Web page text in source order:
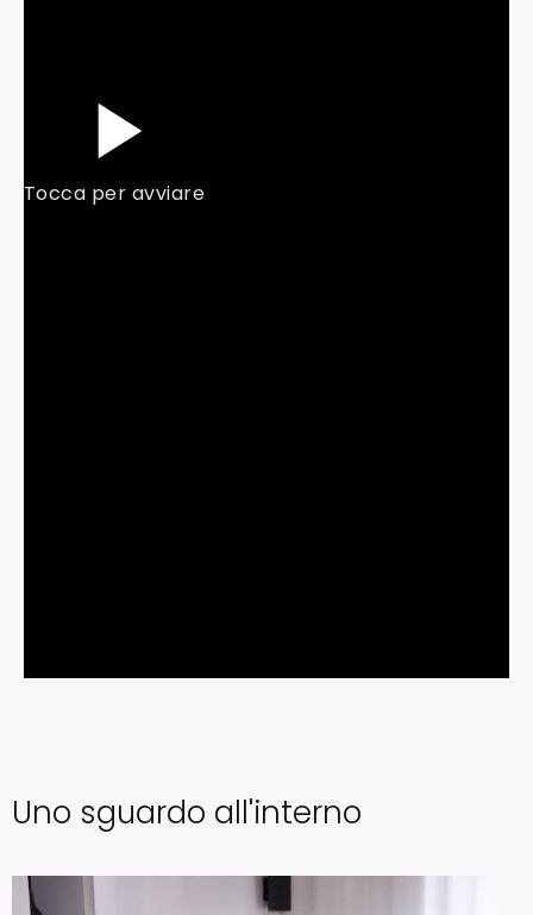
Tocca per avviare
Uno sguardo all'interno